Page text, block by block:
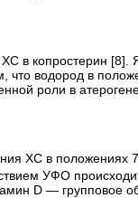
в копростерин [8].
что водород в
роли в
ХС в положениях
УФО
D — групповое